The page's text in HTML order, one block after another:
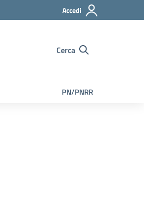
Accedi
Cerca
PN/PNRR